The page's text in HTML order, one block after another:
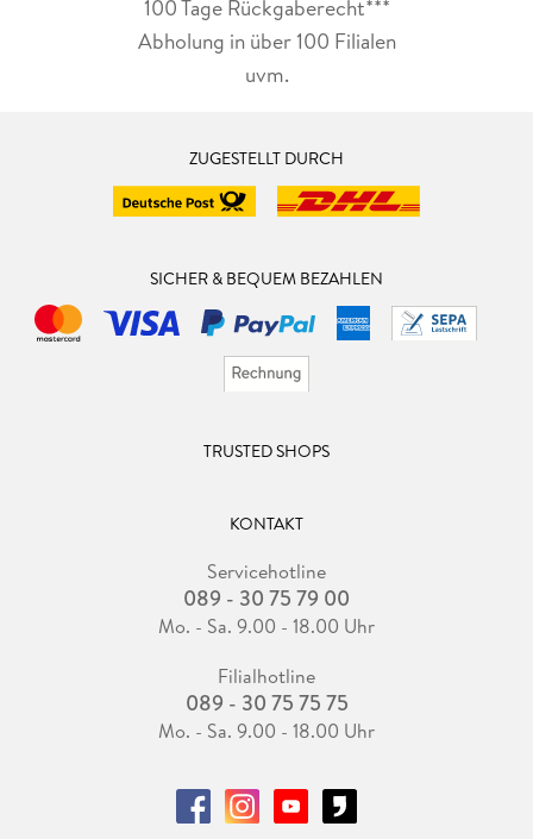
100 Tage Rückgaberecht***
Abholung in über 100 Filialen
uvm.
ZUGESTELLT DURCH
SICHER & BEQUEM BEZAHLEN
TRUSTED SHOPS
KONTAKT
Servicehotline
089 - 30 75 79 00
Mo. - Sa. 9.00 - 18.00 Uhr
Filialhotline
089 - 30 75 75 75
Mo. - Sa. 9.00 - 18.00 Uhr